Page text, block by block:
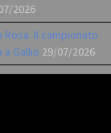
2026
Rosa. Il campionato
a Gallio 29/07/2026